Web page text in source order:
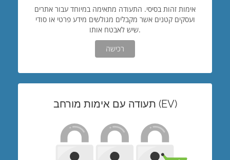
אימות זהות בסיסי. התעודה מתאימה במיוחד עבור אתרים
ועסקים קטנים אשר מקבלים מגולשים מידע פרטי או סודי
שיש לאבטח אותו.
רכישה
תעודה עם אימות מורחב (EV)